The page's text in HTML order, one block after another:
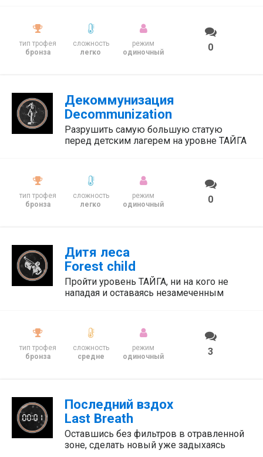
тип трофея
бронза
сложность
легко
режим
одиночный
0
Декоммунизация
Decommunization
Разрушить самую большую статую
перед детским лагерем на уровне ТАЙГА
тип трофея
бронза
сложность
легко
режим
одиночный
0
Дитя леса
Forest child
Пройти уровень ТАЙГА, ни на кого не
нападая и оставаясь незамеченным
тип трофея
бронза
сложность
средне
режим
одиночный
3
Последний вздох
Last Breath
Оставшись без фильтров в отравленной
зоне, сделать новый уже задыхаясь